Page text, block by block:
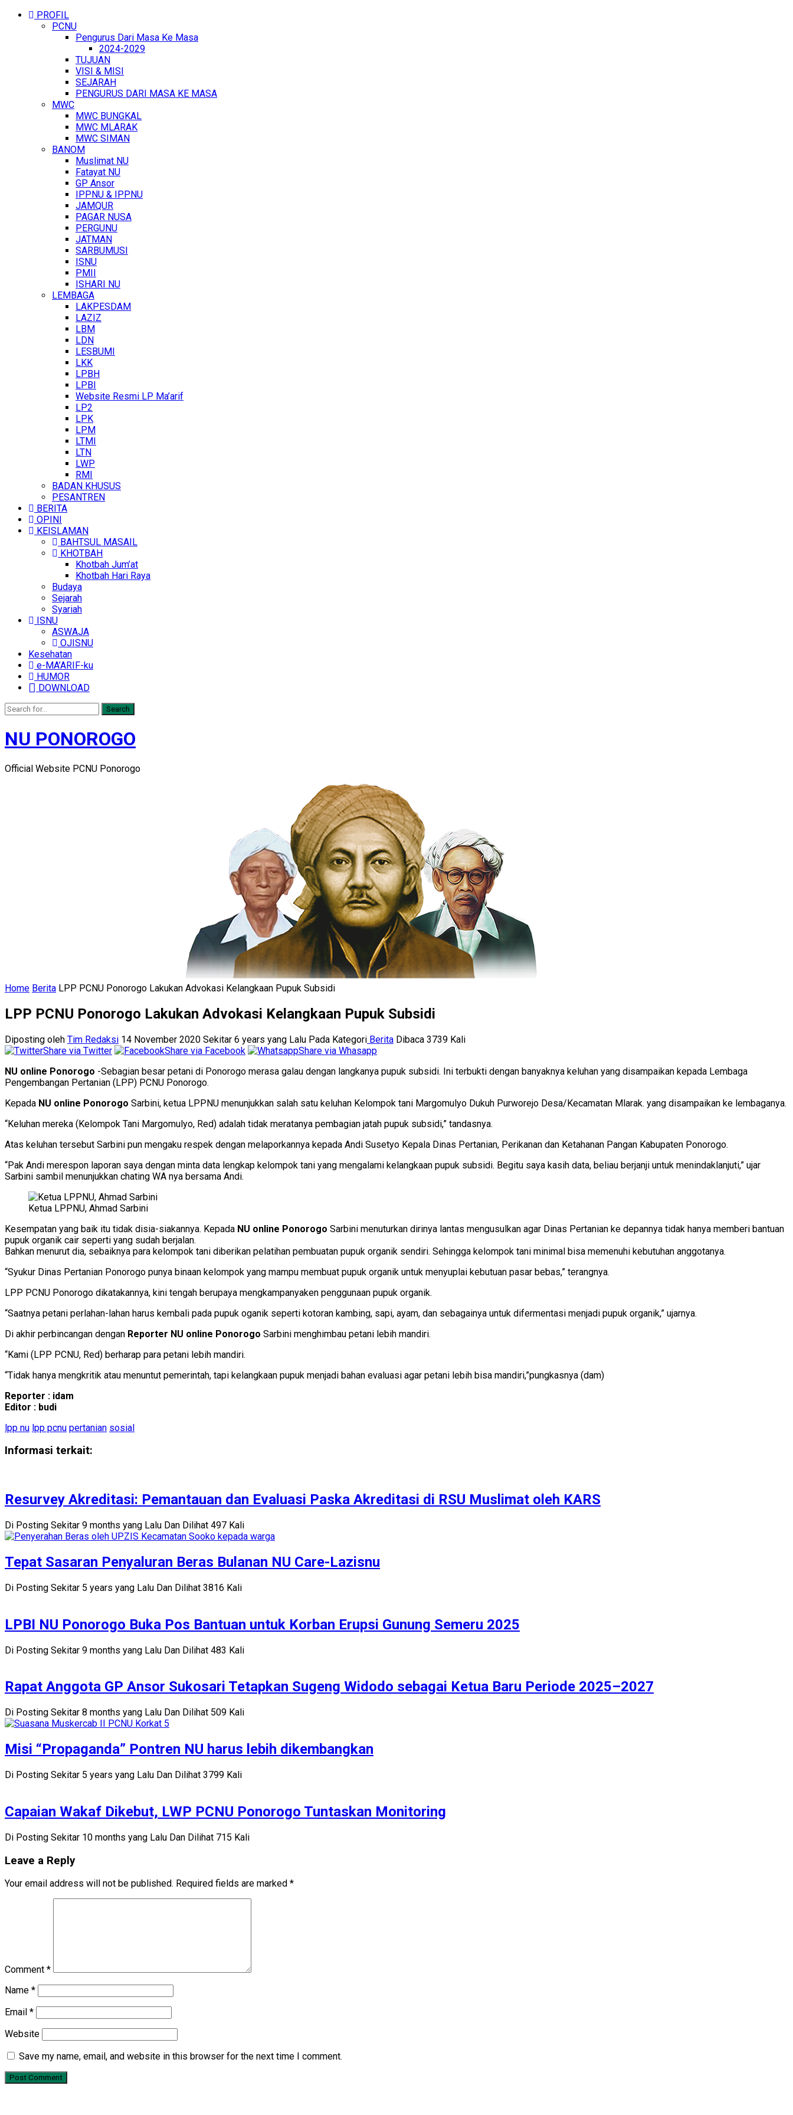
PROFIL
PCNU
Pengurus Dari Masa Ke Masa
2024-2029
TUJUAN
VISI & MISI
SEJARAH
PENGURUS DARI MASA KE MASA
MWC
MWC BUNGKAL
MWC MLARAK
MWC SIMAN
BANOM
Muslimat NU
Fatayat NU
GP Ansor
IPPNU & IPPNU
JAMQUR
PAGAR NUSA
PERGUNU
JATMAN
SARBUMUSI
ISNU
PMII
ISHARI NU
LEMBAGA
LAKPESDAM
LAZIZ
LBM
LDN
LESBUMI
LKK
LPBH
LPBI
Website Resmi LP Ma’arif
LP2
LPK
LPM
LTMI
LTN
LWP
RMI
BADAN KHUSUS
PESANTREN
BERITA
OPINI
KEISLAMAN
BAHTSUL MASAIL
KHOTBAH
Khotbah Jum’at
Khotbah Hari Raya
Budaya
Sejarah
Syariah
ISNU
ASWAJA
OJISNU
Kesehatan
e-MA’ARIF-ku
HUMOR
DOWNLOAD
Search
NU PONOROGO
Official Website PCNU Ponorogo
Home Berita LPP PCNU Ponorogo Lakukan Advokasi Kelangkaan Pupuk Subsidi
LPP PCNU Ponorogo Lakukan Advokasi Kelangkaan Pupuk Subsidi
Diposting oleh Tim Redaksi 14 November 2020 Sekitar 6 years yang Lalu Pada Kategori Berita Dibaca 3739 Kali
Share via Twitter
Share via Facebook
Share via Whasapp
NU online Ponorogo -Sebagian besar petani di Ponorogo merasa galau dengan langkanya pupuk subsidi. Ini terbukti dengan banyaknya keluhan yang disampaikan kepada Lembaga
Pengembangan Pertanian (LPP) PCNU Ponorogo.
Kepada NU online Ponorogo Sarbini, ketua LPPNU menunjukkan salah satu keluhan Kelompok tani Margomulyo Dukuh Purworejo Desa/Kecamatan Mlarak. yang disampaikan ke lembaganya.
“Keluhan mereka (Kelompok Tani Margomulyo, Red) adalah tidak meratanya pembagian jatah pupuk subsidi,” tandasnya.
Atas keluhan tersebut Sarbini pun mengaku respek dengan melaporkannya kepada Andi Susetyo Kepala Dinas Pertanian, Perikanan dan Ketahanan Pangan Kabupaten Ponorogo.
“Pak Andi merespon laporan saya dengan minta data lengkap kelompok tani yang mengalami kelangkaan pupuk subsidi. Begitu saya kasih data, beliau berjanji untuk menindaklanjuti,” ujar
Sarbini sambil menunjukkan chating WA nya bersama Andi.
Ketua LPPNU, Ahmad Sarbini
Kesempatan yang baik itu tidak disia-siakannya. Kepada NU online Ponorogo Sarbini menuturkan dirinya lantas mengusulkan agar Dinas Pertanian ke depannya tidak hanya memberi bantuan
pupuk organik cair seperti yang sudah berjalan.
Bahkan menurut dia, sebaiknya para kelompok tani diberikan pelatihan pembuatan pupuk organik sendiri. Sehingga kelompok tani minimal bisa memenuhi kebutuhan anggotanya.
“Syukur Dinas Pertanian Ponorogo punya binaan kelompok yang mampu membuat pupuk organik untuk menyuplai kebutuan pasar bebas,” terangnya.
LPP PCNU Ponorogo dikatakannya, kini tengah berupaya mengkampanyaken penggunaan pupuk organik.
“Saatnya petani perlahan-lahan harus kembali pada pupuk oganik seperti kotoran kambing, sapi, ayam, dan sebagainya untuk difermentasi menjadi pupuk organik,” ujarnya.
Di akhir perbincangan dengan Reporter NU online Ponorogo Sarbini menghimbau petani lebih mandiri.
“Kami (LPP PCNU, Red) berharap para petani lebih mandiri.
“Tidak hanya mengkritik atau menuntut pemerintah, tapi kelangkaan pupuk menjadi bahan evaluasi agar petani lebih bisa mandiri,”pungkasnya (dam)
Reporter : idam
Editor : budi
lpp nu lpp pcnu pertanian sosial
Informasi terkait:
Resurvey Akreditasi: Pemantauan dan Evaluasi Paska Akreditasi di RSU Muslimat oleh KARS
Di Posting Sekitar 9 months yang Lalu Dan Dilihat 497 Kali
Tepat Sasaran Penyaluran Beras Bulanan NU Care-Lazisnu
Di Posting Sekitar 5 years yang Lalu Dan Dilihat 3816 Kali
LPBI NU Ponorogo Buka Pos Bantuan untuk Korban Erupsi Gunung Semeru 2025
Di Posting Sekitar 9 months yang Lalu Dan Dilihat 483 Kali
Rapat Anggota GP Ansor Sukosari Tetapkan Sugeng Widodo sebagai Ketua Baru Periode 2025–2027
Di Posting Sekitar 8 months yang Lalu Dan Dilihat 509 Kali
Misi “Propaganda” Pontren NU harus lebih dikembangkan
Di Posting Sekitar 5 years yang Lalu Dan Dilihat 3799 Kali
Capaian Wakaf Dikebut, LWP PCNU Ponorogo Tuntaskan Monitoring
Di Posting Sekitar 10 months yang Lalu Dan Dilihat 715 Kali
Leave a Reply
Your email address will not be published. Required fields are marked *
Comment *
Name *
Email *
Website
Save my name, email, and website in this browser for the next time I comment.